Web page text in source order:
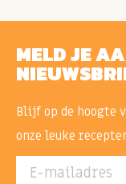
MELD JE
Blijf op de hoogte
onze leuke
E-mailadres